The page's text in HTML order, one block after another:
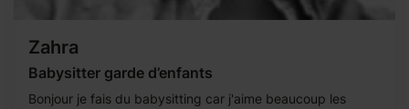
Zahra
Babysitter garde d’enfants
Bonjour je fais du babysitting car j'aime beaucoup les